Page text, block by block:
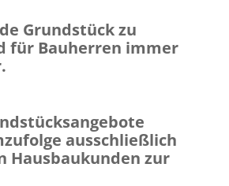
Grundstück zu
für Bauherren immer
ausschließlich
Hausbaukunden zur